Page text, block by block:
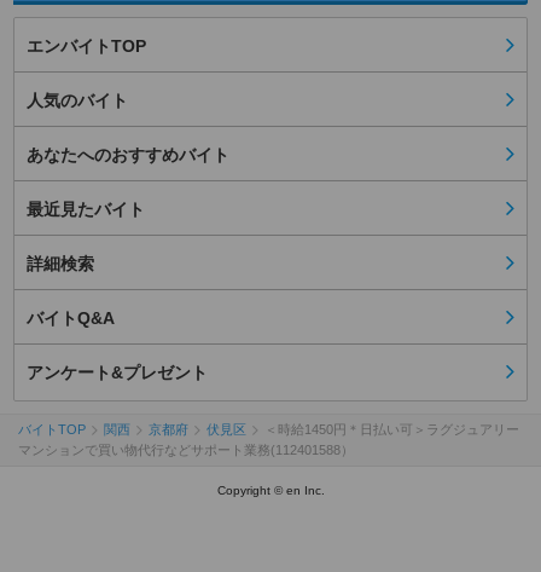
エンバイトTOP
人気のバイト
あなたへのおすすめバイト
最近見たバイト
詳細検索
バイトQ&A
アンケート&プレゼント
バイトTOP 関西 京都府 伏見区
＜時給1450円＊日払い可＞ラグジュアリー
マンションで買い物代行などサポート業務(112401588）
Copyright © en Inc.